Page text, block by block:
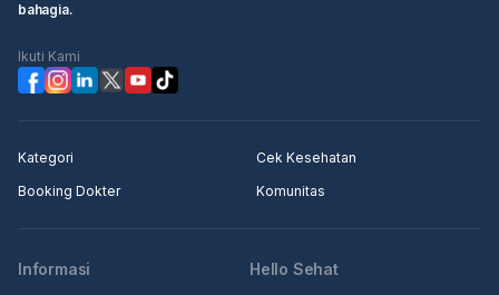
bahagia.
Ikuti Kami
Kategori
Cek Kesehatan
Booking Dokter
Komunitas
Informasi Hello Sehat